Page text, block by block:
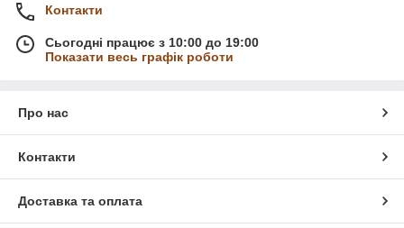
Контакти
Сьогодні працює з 10:00 до 19:00
Показати весь графік роботи
Про нас
Контакти
Доставка та оплата